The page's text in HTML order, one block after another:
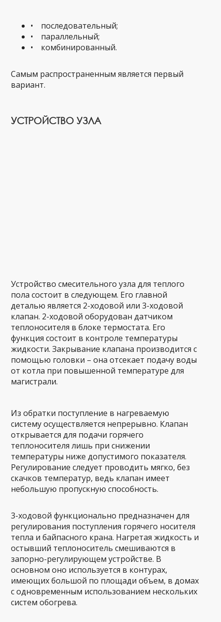
• последовательный;
• параллельный;
• комбинированный.
Самым распространенным является первый
вариант.
УСТРОЙСТВО УЗЛА
Устройство смесительного узла для теплого
пола состоит в следующем. Его главной
деталью является 2-ходовой или 3-ходовой
клапан. 2-ходовой оборудован датчиком
теплоносителя в блоке термостата. Его
функция состоит в контроле температуры
жидкости. Закрывание клапана производится с
помощью головки – она отсекает подачу воды
от котла при повышенной температуре для
магистрали.
Из обратки поступление в нагреваемую
систему осуществляется непрерывно. Клапан
открывается для подачи горячего
теплоносителя лишь при снижении
температуры ниже допустимого показателя.
Регулирование следует проводить мягко, без
скачков температур, ведь клапан имеет
небольшую пропускную способность.
3-ходовой функционально предназначен для
регулирования поступления горячего носителя
тепла и байпасного крана. Нагретая жидкость и
остывший теплоноситель смешиваются в
запорно-регулирующем устройстве. В
основном оно используется в контурах,
имеющих большой по площади объем, в домах
с одновременным использованием нескольких
систем обогрева.